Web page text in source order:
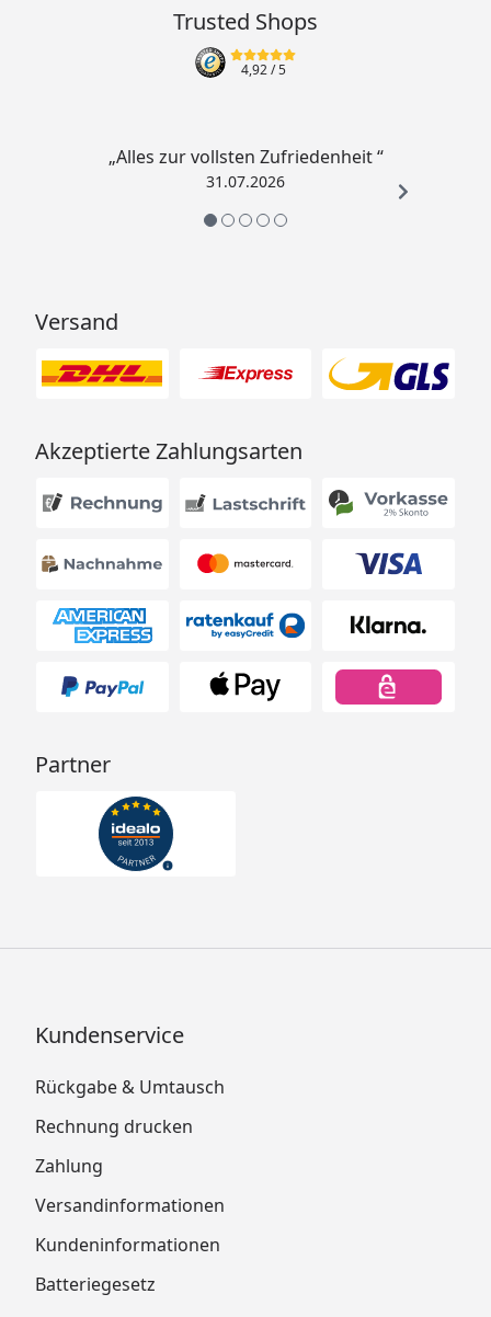
Trusted Shops
4,92/ 5
„Alles zur vollsten Zufriedenheit “
31.07.2026
Versand
Akzeptierte Zahlungsarten
Partner
Kundenservice
Rückgabe & Umtausch
Rechnung drucken
Zahlung
Versandinformationen
Kundeninformationen
Batteriegesetz